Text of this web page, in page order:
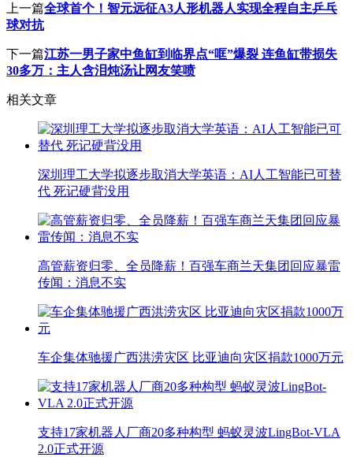
上一篇全球首个！智元远征A3人形机器人实现全程自主乒乓
球对抗
下一篇江苏一男子家中鱼缸到临界点“哐”爆裂 连鱼缸带损失
30多万：主人含泪炖汤让网友笑喷
相关文章
深圳理工大学拟逐步取消大学英语：AI人工智能已可替
代 死记硬背没用
高管薪资归零、全员降薪！百强车商兰天集团回应暴雷
传闻：消息不实
车企集体驰援广西洪涝灾区 比亚迪向灾区捐款1000万元
支持17家机器人厂商20多种构型 蚂蚁灵波LingBot-VLA
2.0正式开源